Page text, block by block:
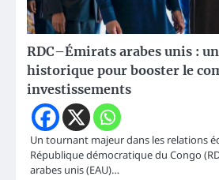
RDC–Émirats arabes unis :
historique pour booster le
investissements
Un tournant majeur dans les relations
République démocratique du Congo
arabes unis (EAU)…